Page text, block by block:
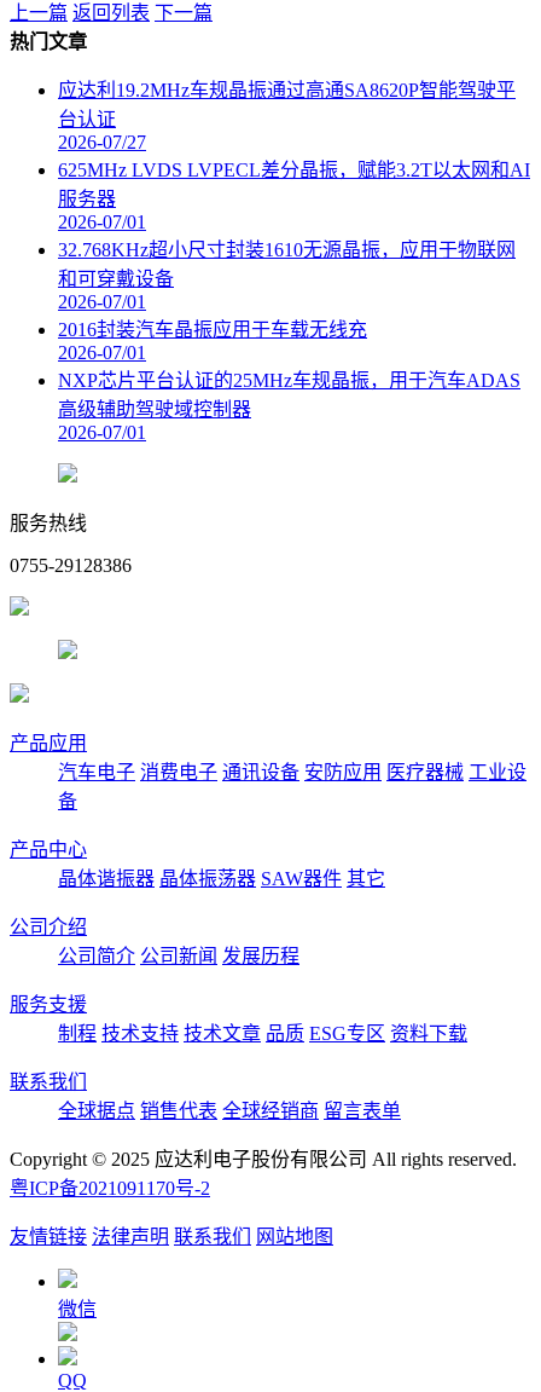
上一篇 返回列表 下一篇
热门文章
应达利19.2MHz车规晶振通过高通SA8620P智能驾驶平
台认证
2026-07/27
625MHz LVDS LVPECL差分晶振，赋能3.2T以太网和AI
服务器
2026-07/01
32.768KHz超小尺寸封装1610无源晶振，应用于物联网
和可穿戴设备
2026-07/01
2016封装汽车晶振应用于车载无线充
2026-07/01
NXP芯片平台认证的25MHz车规晶振，用于汽车ADAS
高级辅助驾驶域控制器
2026-07/01
服务热线
0755-29128386
产品应用
汽车电子 消费电子 通讯设备 安防应用 医疗器械 工业设
备
产品中心
晶体谐振器 晶体振荡器 SAW器件 其它
公司介绍
公司简介 公司新闻 发展历程
服务支援
制程 技术支持 技术文章 品质 ESG专区 资料下载
联系我们
全球据点 销售代表 全球经销商 留言表单
Copyright © 2025 应达利电子股份有限公司 All rights reserved.
粤ICP备2021091170号-2
友情链接 法律声明 联系我们 网站地图
微信
QQ